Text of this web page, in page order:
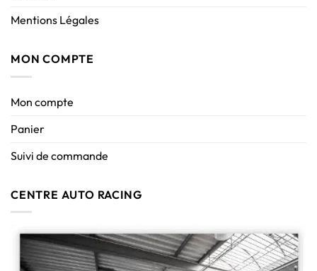
Mentions Légales
MON COMPTE
Mon compte
Panier
Suivi de commande
CENTRE AUTO RACING